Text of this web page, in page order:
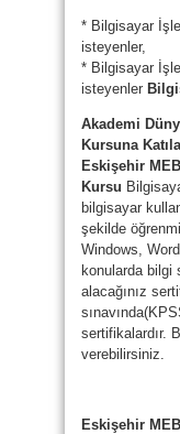
* Bilgisayar
isteyenler,
* Bilgisayar
isteyenler
Akademi
Kursuna
Eskişehir
Kursu
bilgisayar
şekilde
Windows,
konularda bilgi
alacağınız
sertifikalardır.
verebilirsiniz.
Eskişehir